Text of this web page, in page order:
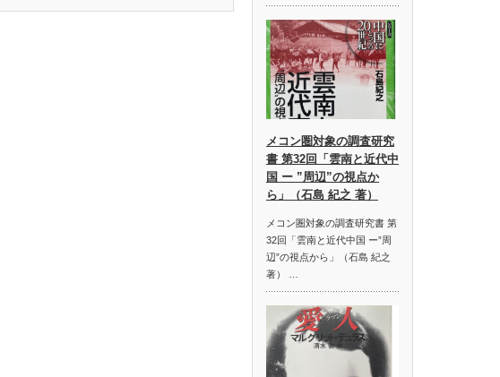
メコン圏対象の調査研究
書 第32回「雲南と近代中
国 ー ”周辺”の視点か
ら」（石島 紀之 著）
メコン圏対象の調査研究書 第
32回「雲南と近代中国 ー”周
辺”の視点から」（石島 紀之
著） …